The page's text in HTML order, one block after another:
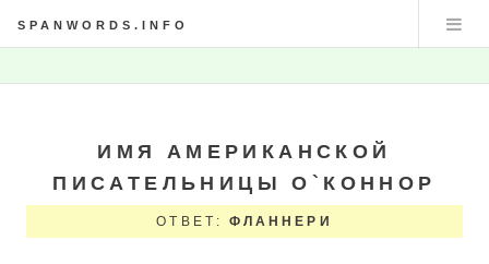
SPANWORDS.INFO
ИМЯ АМЕРИКАНСКОЙ
ПИСАТЕЛЬНИЦЫ О`КОННОР
ОТВЕТ: ФЛАННЕРИ